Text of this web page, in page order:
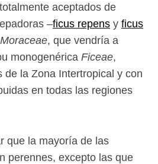
aceptados de
–ficus repens y ficus
Moraceae, que vendría a
monogenérica Ficeae,
de la Zona Intertropical y con
en todas las regiones
que la mayoría de las
perennes, excepto las que